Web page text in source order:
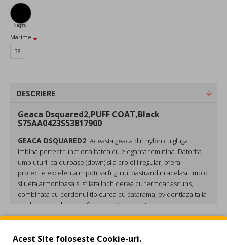
Negru
Marime
38
DESCRIERE
Geaca Dsquared2,PUFF COAT,Black
S75AA0423S53817900
GEACA DSQUARED2 Aceasta geaca din nylon cu gluga
imbina perfect functionalitatea cu eleganta feminina. Datorita
umpluturii calduroase (down) si a croielii regular , ofera
protectie excelenta impotriva frigului, pastrand in acelasi timp o
silueta armonioasa si stilata. Inchiderea cu fermoar ascuns
combinata cu cordonul tip curea cu catarama , evidentiaza talia
si adauga un plus de rafinament. Geaca este prevazuta cu
doua
buzunare laterale oblicesicaptuseala interioarapentru un
pentru iesirile in oras alaturi de prieteni, aceasta piesa versatila
Acest Site foloseste Cookie-uri.